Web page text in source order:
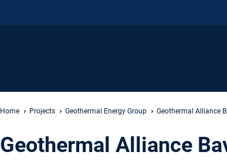
Home Projects Geothermal Energy Group Geothermal Alliance
Geothermal Alliance